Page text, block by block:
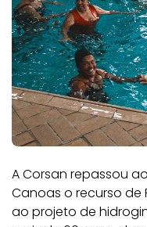
A Corsan repassou
Canoas o recurso de
ao projeto de